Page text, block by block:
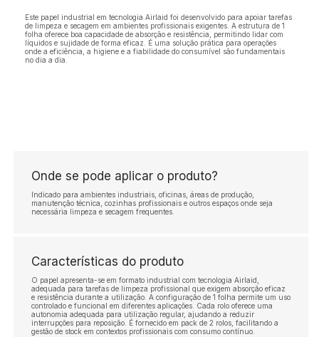
Este papel industrial em tecnologia Airlaid foi desenvolvido para apoiar tarefas
de limpeza e secagem em ambientes profissionais exigentes. A estrutura de 1
folha oferece boa capacidade de absorção e resistência, permitindo lidar com
líquidos e sujidade de forma eficaz. É uma solução prática para operações
onde a eficiência, a higiene e a fiabilidade do consumível são fundamentais
no dia a dia.
Onde se pode aplicar o produto?
Indicado para ambientes industriais, oficinas, áreas de produção,
manutenção técnica, cozinhas profissionais e outros espaços onde seja
necessária limpeza e secagem frequentes.
Características do produto
O papel apresenta-se em formato industrial com tecnologia Airlaid,
adequada para tarefas de limpeza profissional que exigem absorção eficaz
e resistência durante a utilização. A configuração de 1 folha permite um uso
controlado e funcional em diferentes aplicações. Cada rolo oferece uma
autonomia adequada para utilização regular, ajudando a reduzir
interrupções para reposição. É fornecido em pack de 2 rolos, facilitando a
gestão de stock em contextos profissionais com consumo contínuo.